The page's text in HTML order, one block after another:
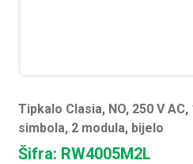
Tipkalo Clasia, NO, 250 V
simbola, 2 modula, bijelo
Šifra: RW4005M2L